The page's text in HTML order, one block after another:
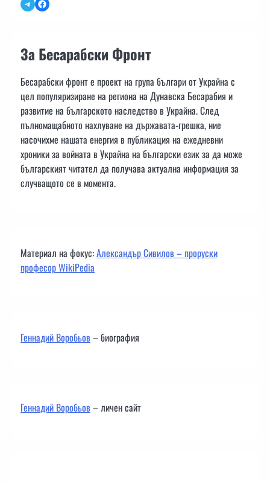
TelegramFacebook
За Бесарабски Фронт
Бесарабски фронт е проект на група българи от Украйна с
цел популяризиране на региона на Дунавска Бесарабия и
развитие на българското наследство в Украйна. След
пълномащабното нахлуване на държавата-грешка, ние
насочихме нашата енергия в публикация на ежедневни
хроники за войната в Украйна на български език за да може
българският читател да получава актуална информация за
случващото се в момента.
Материал на фокус:Александър Сивилов – проруски
професор WikiPedia
Геннадий Воробьов– биография
Геннадий Воробьов– личен сайт